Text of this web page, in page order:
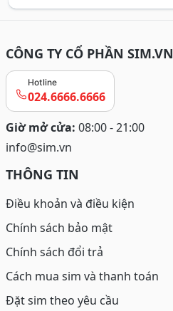
CÔNG TY CỔ PHẦN SIM.VN
Hotline
024.6666.6666
Giờ mở cửa: 08:00 - 21:00
info@sim.vn
THÔNG TIN
Điều khoản và điều kiện
Chính sách bảo mật
Chính sách đổi trả
Cách mua sim và thanh toán
Đặt sim theo yêu cầu